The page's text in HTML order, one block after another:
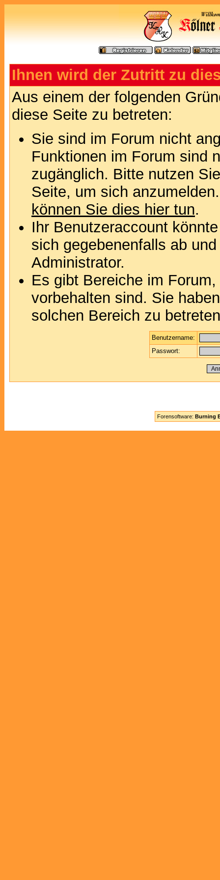
Ihnen wird der Zutritt zu
Aus einem der folgenden
diese Seite zu betreten:
Sie sind im Forum nicht
Funktionen im Forum sind
zugänglich. Bitte nutzen
Seite, um sich
können Sie dies hier tun.
Ihr Benutzeraccount
sich gegebenenfalls ab
Administrator.
Es gibt Bereiche im
vorbehalten sind. Sie
solchen Bereich zu
Benutzername:
Passwort:
Forensoftware: Burning